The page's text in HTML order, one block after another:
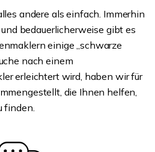
andere als einfach. Immerhin
bedauerlicherweise gibt es
einige „schwarze
nach einem
erleichtert wird, haben wir für
die Ihnen helfen,
finden.